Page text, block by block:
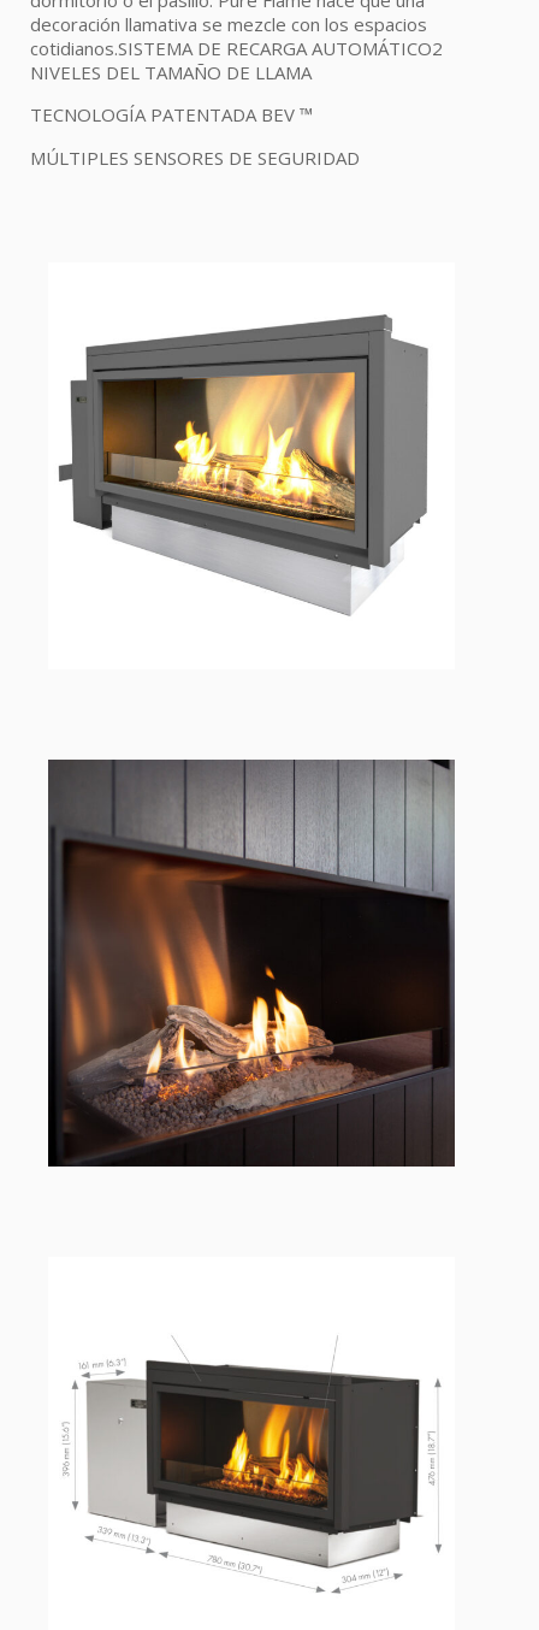
decoración llamativa se mezcle con los espacios
cotidianos.SISTEMA DE RECARGA AUTOMÁTICO2
NIVELES DEL TAMAÑO DE LLAMA
TECNOLOGÍA PATENTADA BEV ™
MÚLTIPLES SENSORES DE SEGURIDAD